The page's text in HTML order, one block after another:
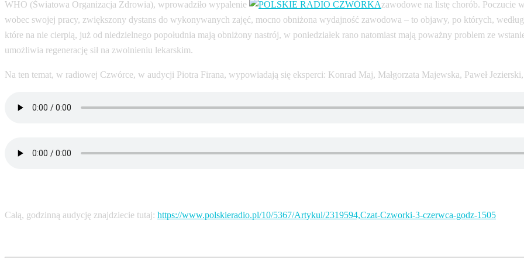
WHO (Światowa Organizacja Zdrowia), wprowadziło wypalenie
zawodowe na listę chorób. Poczucie
wobec swojej pracy, zwiększony dystans do wykonywanych zajęć, mocno obniżona wydajność zawodowa – to objawy, po których,
które na nie cierpią, już od niedzielnego popołudnia mają obniżony nastrój, w poniedziałek rano natomiast mają poważny problem ze
umożliwia regenerację sił na zwolnieniu lekarskim.
Na ten temat, w radiowej Czwórce, w audycji Piotra Firana, wypowiadają się eksperci: Konrad Maj, Małgorzata Majewska, Paweł
Całą, godzinną audycję znajdziecie tutaj: https://www.polskieradio.pl/10/5367/Artykul/2319594,Czat-Czworki-3-czerwca-godz-1505